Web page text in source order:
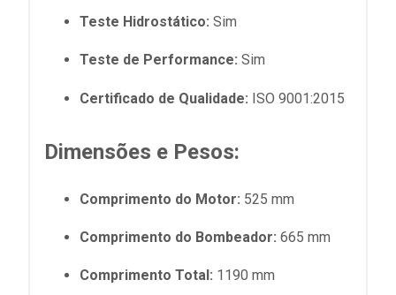
Teste Hidrostático: Sim
Teste de Performance: Sim
Certificado de Qualidade: ISO 9001:2015
Dimensões e Pesos:
Comprimento do Motor: 525 mm
Comprimento do Bombeador: 665 mm
Comprimento Total: 1190 mm